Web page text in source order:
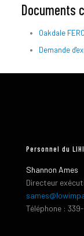
Documents
Oakdale FERC
Demande
Personnel du
Shannon Ames
Directeur
Téléphone :